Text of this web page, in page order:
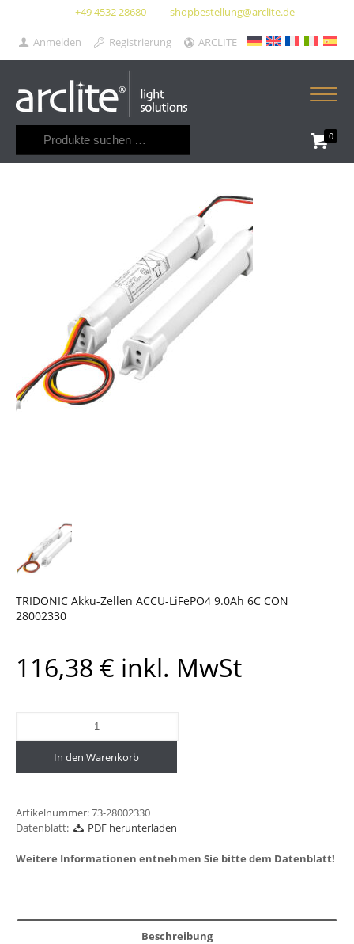
+49 4532 28680 shopbestellung@arclite.de
Anmelden Registrierung ARCLITE
0
TRIDONIC Akku-Zellen ACCU-LiFePO4 9.0Ah 6C CON
28002330
116,38 € inkl. MwSt
In den Warenkorb
Artikelnummer:73-28002330
Datenblatt:
PDF herunterladen
Weitere Informationen entnehmen Sie bitte dem Datenblatt!
Beschreibung